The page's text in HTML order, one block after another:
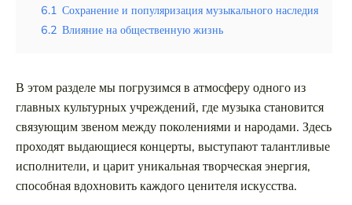
Сочи
ОАЭ
Таиланд
Турция
Шри-Ланка
6.1 Сохранение и популяризация музыкального наследия
6.2 Влияние на общественную жизнь
В этом разделе мы погрузимся в атмосферу одного из
главных культурных учреждений, где музыка становится
связующим звеном между поколениями и народами. Здесь
проходят выдающиеся концерты, выступают талантливые
исполнители, и царит уникальная творческая энергия,
способная вдохновить каждого ценителя искусства.